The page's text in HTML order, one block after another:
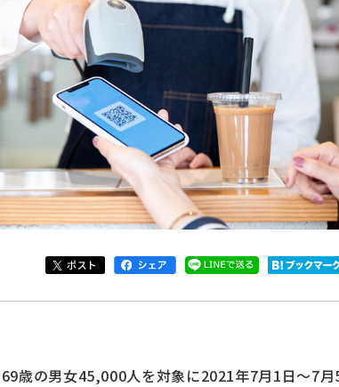
歳の男女45,000人を対象に2021年7月1日～7